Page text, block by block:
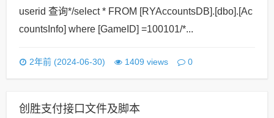
userid 查询*/select * FROM [RYAccountsDB].[dbo].[Ac
countsInfo] where [GameID] =100101/*...
2年前 (2024-06-30) 1409 views 0
创胜支付接口文件及脚本